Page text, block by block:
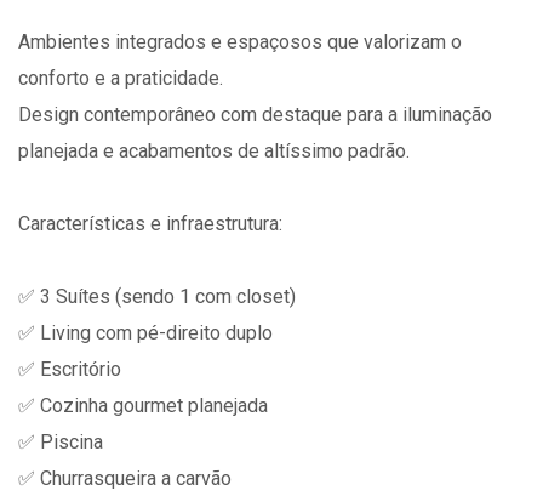
Ambientes integrados e espaçosos que valorizam o
conforto e a praticidade.
Design contemporâneo com destaque para a iluminação
planejada e acabamentos de altíssimo padrão.
Características e infraestrutura:
✅ 3 Suítes (sendo 1 com closet)
✅ Living com pé-direito duplo
✅ Escritório
✅ Cozinha gourmet planejada
✅ Piscina
✅ Churrasqueira a carvão